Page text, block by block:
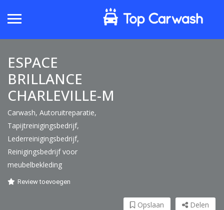
ESPACE
BRILLANCE
CHARLEVILLE-M
Carwash, Autoruitreparatie,
Tapijtreinigingsbedrijf,
Lederreinigingsbedrijf,
Reinigingsbedrijf voor
meubelbekleding
Review toevoegen
Delen
Opslaan